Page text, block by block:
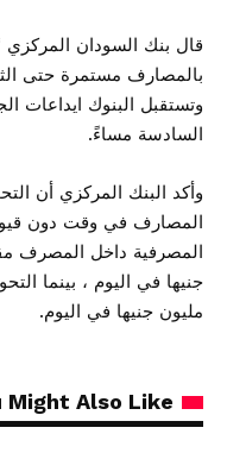
قال بنك السودان المركزي
بالمصارف مستمرة حتى
وتستقبل البنوك ايداعات
السادسة مساءً.
وأكد البنك المركزي أن
المصارف في وقت دون
جنيها في اليوم ، بينما
مليون جنيها في اليوم.
Might Also Like